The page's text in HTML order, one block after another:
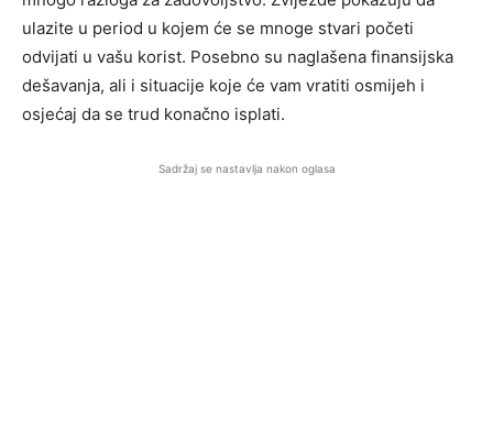
ulazite u period u kojem će se mnoge stvari početi
odvijati u vašu korist. Posebno su naglašena finansijska
dešavanja, ali i situacije koje će vam vratiti osmijeh i
osjećaj da se trud konačno isplati.
Sadržaj se nastavlja nakon oglasa